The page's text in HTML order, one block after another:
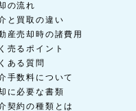
の流れ
と買取の違い
産売却時の諸費用
売るポイント
ある質問
手数料について
に必要な書類
契約の種類とは